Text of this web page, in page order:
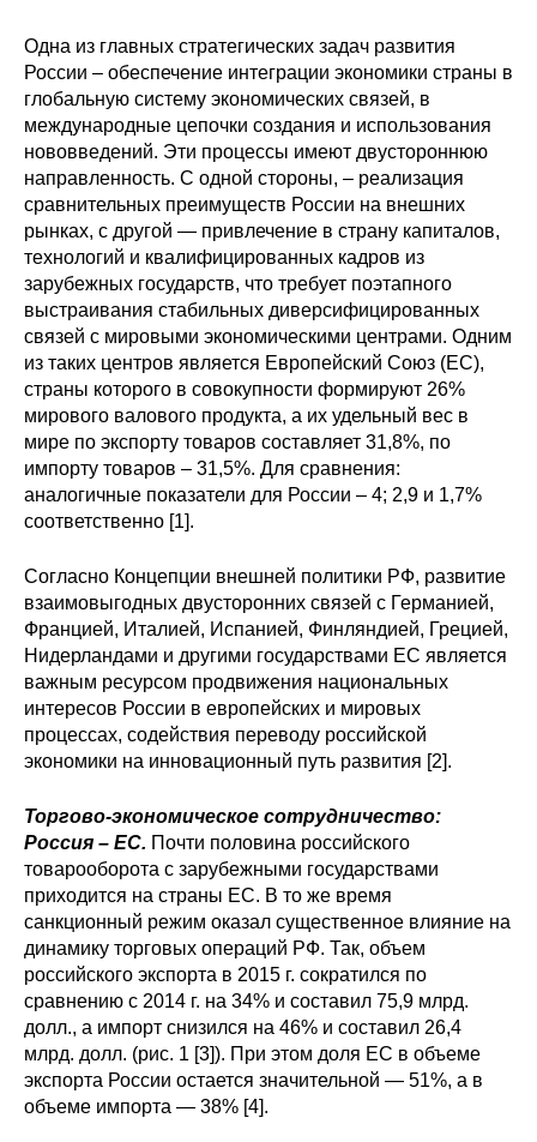
О совете
Регулярные прогнозы
Квартальный прогноз
Краткосрочный прогноз
Оценка индекса промышленного
производства
Российская Система Климатического
Мониторинга
Центр «Климатическая политика и
экономика России»
Образование и карьера
Кафедра МФТИ
Кафедра МАДИ
Аспирантура
Об аспирантуре
Обучение
Нормативные документы
Диссертационный совет
О совете
Материалы
Одна из главных стратегических задач развития
России – обеспечение интеграции экономики страны в
глобальную систему экономических связей, в
международные цепочки создания и использования
нововведений. Эти процессы имеют двустороннюю
направленность. С одной стороны, – реализация
сравнительных преимуществ России на внешних
рынках, с другой — привлечение в страну капиталов,
технологий и квалифицированных кадров из
зарубежных государств, что требует поэтапного
выстраивания стабильных диверсифицированных
связей с мировыми экономическими центрами. Одним
из таких центров является Европейский Союз (ЕС),
страны которого в совокупности формируют 26%
мирового валового продукта, а их удельный вес в
мире по экспорту товаров составляет 31,8%, по
импорту товаров – 31,5%. Для сравнения:
аналогичные показатели для России – 4; 2,9 и 1,7%
соответственно [1].
Согласно Концепции внешней политики РФ, развитие
взаимовыгодных двусторонних связей с Германией,
Францией, Италией, Испанией, Финляндией, Грецией,
Нидерландами и другими государствами ЕС является
важным ресурсом продвижения национальных
интересов России в европейских и мировых
процессах, содействия переводу российской
экономики на инновационный путь развития [2].
Торгово-экономическое сотрудничество:
Россия – ЕС. Почти половина российского
товарооборота с зарубежными государствами
приходится на страны ЕС. В то же время
санкционный режим оказал существенное влияние на
динамику торговых операций РФ. Так, объем
российского экспорта в 2015 г. сократился по
сравнению с 2014 г. на 34% и составил 75,9 млрд.
долл., а импорт снизился на 46% и составил 26,4
млрд. долл. (рис. 1 [3]). При этом доля ЕС в объеме
экспорта России остается значительной — 51%, а в
объеме импорта — 38% [4].